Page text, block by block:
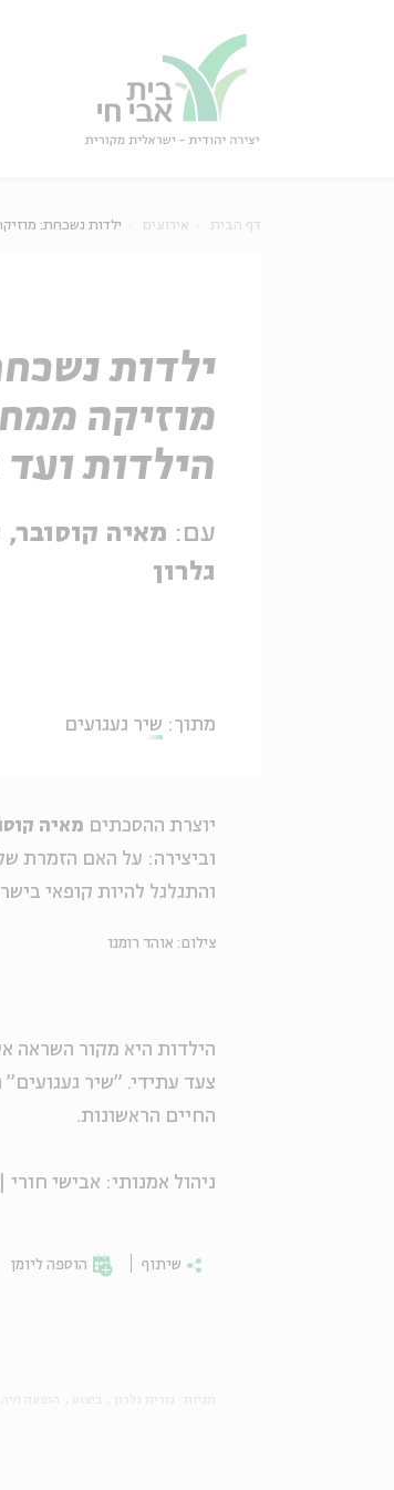
דף הבית אירועים ילדות נשכחת:
ילדות
מוזיקה
הילדות ועד
עם: מאיה קוסובר,
גלרון
מתוך: שיר געגועים
יוצרת ההסכתים מאיה
וביצירה: על האם הזמרת
והתגלגל להיות קופאי
צילום: אוהד רומנו
הילדות היא מקור השראה
צעד עתידי. "שיר
החיים הראשונות.
ניהול אמנותי: אבישי
שיתוף הוספה ליומן